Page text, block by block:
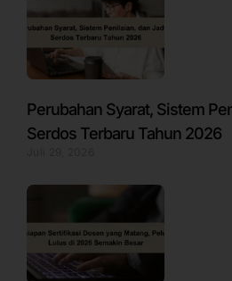
Perubahan Syarat, Sistem
Serdos Terbaru Tahun 2026